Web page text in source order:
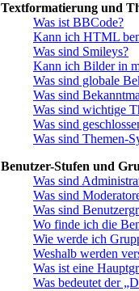
Textformatierung und
Was ist BBCode?
Kann ich HTML
Was sind Smileys?
Kann ich Bilder in
Was sind globale
Was sind
Was sind wichtige
Was sind
Was sind Themen-
Benutzer-Stufen und
Was sind
Was sind
Was sind
Wo finde ich die
Wie werde ich
Weshalb werden
Was ist eine
Was bedeutet der